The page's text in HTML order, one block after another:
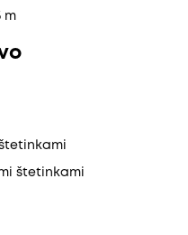
m
štetinkami